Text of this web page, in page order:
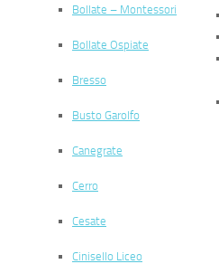
Bollate – Montessori
Bollate Ospiate
Bresso
Busto Garolfo
Canegrate
Cerro
Cesate
Cinisello Liceo